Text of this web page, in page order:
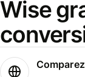
Wise